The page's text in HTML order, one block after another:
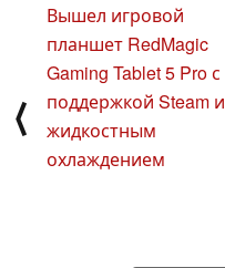
⟨
Вышел игровой
планшет RedMagic
Gaming Tablet 5 Pro с
поддержкой Steam и
жидкостным
охлаждением